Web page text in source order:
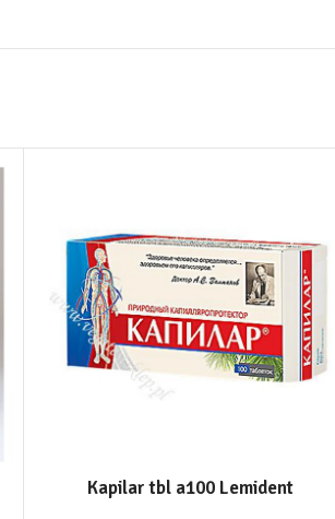
Kapilar tbl a100 Lemident